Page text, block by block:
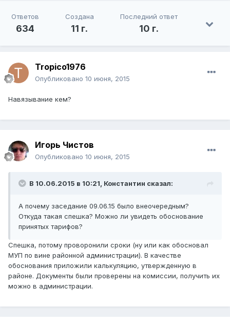
Ответов
634
Создана
11 г.
Последний ответ
10 г.
Tropico1976
Опубликовано 10 июня, 2015
Навязывание кем?
Игорь Чистов
Опубликовано 10 июня, 2015
В 10.06.2015 в 10:21, Константин сказал:
А почему заседание 09.06.15 было внеочередным?
Откуда такая спешка? Можно ли увидеть обоснование
принятых тарифов?
Спешка, потому проворонили сроки (ну или как обосновал
МУП по вине районной администрации). В качестве
обоснования приложили калькуляцию, утвержденную в
районе. Документы были проверены на комиссии, получить их
можно в администрации.